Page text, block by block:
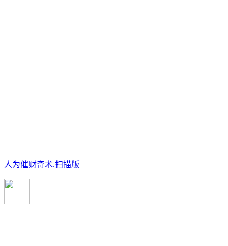
人为催财奇术.扫描版